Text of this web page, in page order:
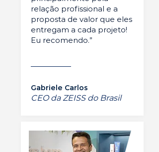
relação profissional e a
proposta de valor que eles
entregam a cada projeto!
Eu recomendo.”
Gabriele Carlos
CEO da ZEISS do Brasil